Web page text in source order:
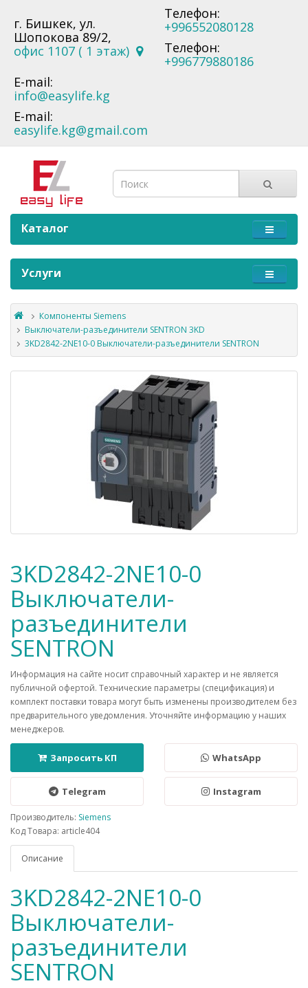
г. Бишкек, ул.
Шопокова 89/2,
офис 1107 ( 1 этаж)
Телефон:
+996552080128
Телефон:
+996779880186
E-mail:
info@easylife.kg
E-mail:
easylife.kg@gmail.com
Каталог
Услуги
Компоненты Siemens
Выключатели-разъединители SENTRON 3KD
3KD2842-2NE10-0 Выключатели-разъединители SENTRON
3KD2842-2NE10-0
Выключатели-
разъединители
SENTRON
Информация на сайте носит справочный характер и не является
публичной офертой. Технические параметры (спецификация) и
комплект поставки товара могут быть изменены производителем без
предварительного уведомления. Уточняйте информацию у наших
менеджеров.
Запросить КП WhatsApp
Telegram Instagram
Производитель: Siemens
Код Товара: article404
Описание
3KD2842-2NE10-0
Выключатели-
разъединители
SENTRON